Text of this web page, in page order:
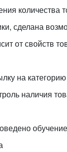
количества
сделана
от свойств
на
наличия